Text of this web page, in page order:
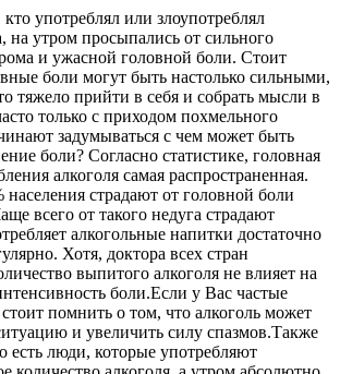
употреблял или злоупотреблял
на утром просыпались от сильного
и ужасной головной боли. Стоит
боли могут быть настолько сильными,
тяжело прийти в себя и собрать мысли в
только с приходом похмельного
задумываться с чем может быть
боли? Согласно статистике, головная
алкоголя самая распространенная.
населения страдают от головной боли
всего от такого недуга страдают
алкогольные напитки достаточно
Хотя, доктора всех стран
выпитого алкоголя не влияет на
боли.Если у Вас частые
помнить о том, что алкоголь может
и увеличить силу спазмов.Также
есть люди, которые употребляют